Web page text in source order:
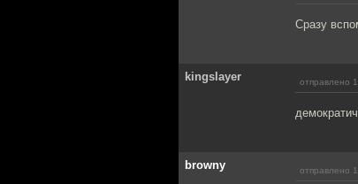
Сразу
kingslayer отправлено
browny отправлено